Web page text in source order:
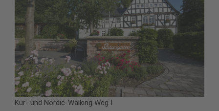
Kur- und Nordic-Walking Weg I